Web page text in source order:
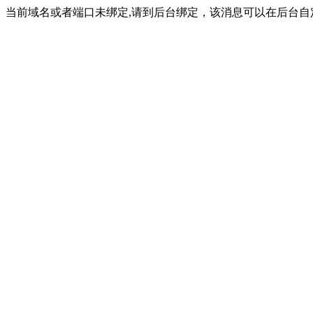
当前域名或者端口未绑定,请到后台绑定，该消息可以在后台自